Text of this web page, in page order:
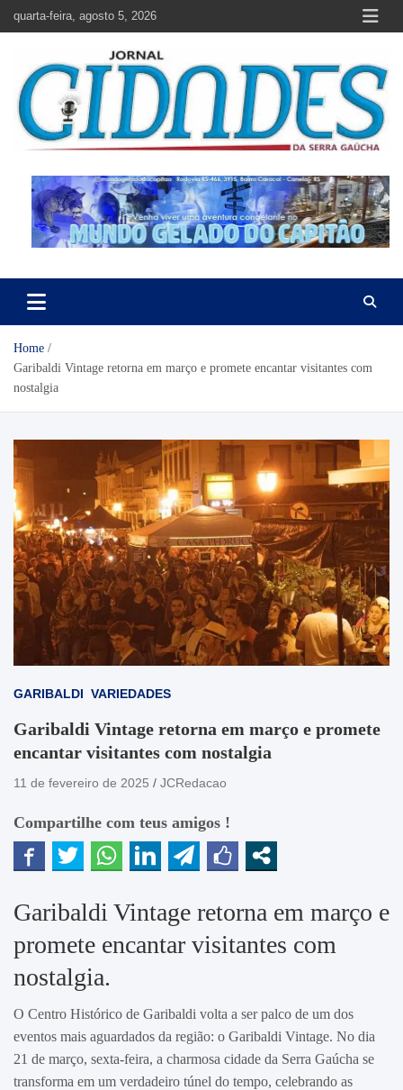
quarta-feira, agosto 5, 2026
Jornal Cidades da Serra Gaúcha
Home
Garibaldi Vintage retorna em março e promete encantar visitantes com
nostalgia
GARIBALDI VARIEDADES
Garibaldi Vintage retorna em março e promete
encantar visitantes com nostalgia
11 de fevereiro de 2025 JCRedacao
Compartilhe com teus amigos !
Garibaldi Vintage retorna em março e
promete encantar visitantes com
nostalgia.
O Centro Histórico de Garibaldi volta a ser palco de um dos
eventos mais aguardados da região: o Garibaldi Vintage. No dia
21 de março, sexta-feira, a charmosa cidade da Serra Gaúcha se
transforma em um verdadeiro túnel do tempo, celebrando as